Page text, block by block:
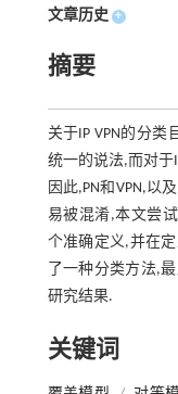
文章历史 +
摘要
关于IP VPN的分
统一的说法,而对于
因此,PN和VPN,以
易被混淆,本文尝试
个准确定义,并在定
了一种分类方法,
研究结果.
关键词